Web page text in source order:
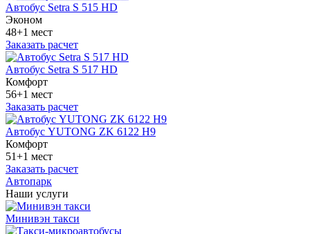
Автобус Setra S 515 HD
Эконом
48+1 мест
Заказать расчет
Автобус Setra S 517 HD
Комфорт
56+1 мест
Заказать расчет
Автобус YUTONG ZK 6122 H9
Комфорт
51+1 мест
Заказать расчет
Автопарк
Наши услуги
Минивэн такси